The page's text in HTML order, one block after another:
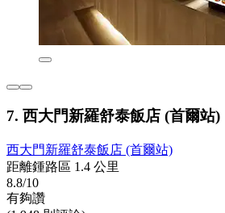
7. 西大門新羅舒泰飯店 (首爾站)
西大門新羅舒泰飯店 (首爾站)
距離鍾路區 1.4 公里
8.8/10
有夠讚